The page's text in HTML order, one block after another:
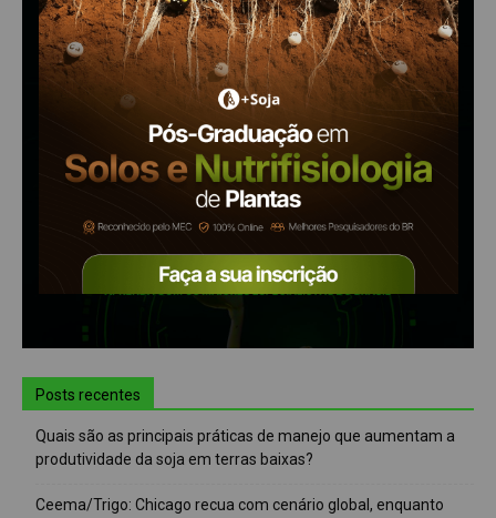
Posts recentes
Quais são as principais práticas de manejo que aumentam a
produtividade da soja em terras baixas?
Ceema/Trigo: Chicago recua com cenário global, enquanto